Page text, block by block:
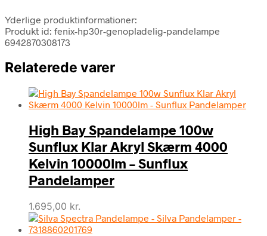
Yderlige produktinformationer:
Produkt id: fenix-hp30r-genopladelig-pandelampe
6942870308173
Relaterede varer
High Bay Spandelampe 100w
Sunflux Klar Akryl Skærm 4000
Kelvin 10000lm – Sunflux
Pandelamper
1.695,00 kr.